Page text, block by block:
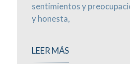
sentimientos y
y honesta,
LEER MÁS